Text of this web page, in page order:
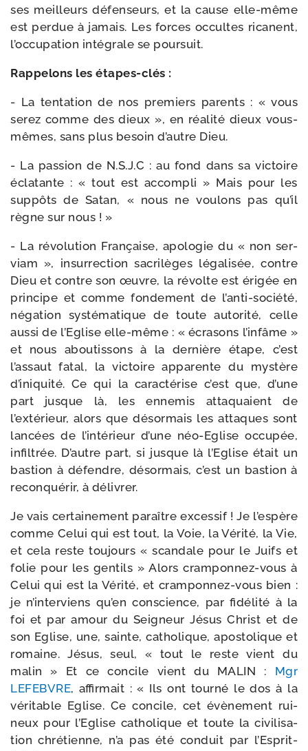
ses meilleurs défen­seurs, et la cause elle-​même
est per­due à jamais. Les forces occultes ricanent,
l’occupation inté­grale se poursuit.
Rappelons les étapes-clés :
- La ten­ta­tion de nos pre­miers parents : « vous
serez comme des dieux », en réa­li­té dieux vous-​
mêmes, sans plus besoin d’autre Dieu.
- La pas­sion de N.S.J.C : au fond dans sa vic­toire
écla­tante : « tout est accom­pli » Mais pour les
sup­pôts de Satan, « nous ne vou­lons pas qu’il
règne sur nous ! »
- La révo­lu­tion Française, apo­lo­gie du « non ser­
viam », insur­rec­tion sacri­lèges léga­li­sée, contre
Dieu et contre son œuvre, la révolte est éri­gée en
prin­cipe et comme fon­de­ment de l’anti-société,
néga­tion sys­té­ma­tique de toute auto­ri­té, celle
aus­si de l’Eglise elle-​même : « écra­sons l’infâme »
et nous abou­tis­sons à la der­nière étape, c’est
l’assaut fatal, la vic­toire appa­rente du mys­tère
d’iniquité. Ce qui la carac­té­rise c’est que, d’une
part jusque là, les enne­mis atta­quaient de
l’extérieur, alors que désor­mais les attaques sont
lan­cées de l’intérieur d’une néo-​Eglise occu­pée,
infil­trée. D’autre part, si jusque là l’Eglise était un
bas­tion à défendre, désor­mais, c’est un bas­tion à
recon­qué­rir, à délivrer.
Je vais cer­tai­ne­ment paraître exces­sif ! Je l’espère
comme Celui qui est tout, la Voie, la Vérité, la Vie,
et cela reste tou­jours « scan­dale pour le Juifs et
folie pour les gen­tils » Alors cramponnez-​vous à
Celui qui est la Vérité, et cramponnez-​vous bien :
je n’interviens qu’en conscience, par fidé­li­té à la
foi et par amour du Seigneur Jésus Christ et de
son Eglise, une, sainte, catho­lique, apos­to­lique et
romaine. Jésus, seul, « tout le reste vient du
malin » Et ce concile vient du MALIN : Mgr
LEFEBVRE, affir­mait : « Ils ont tour­né le dos à la
véri­table Eglise. Ce concile, cet évè­ne­ment rui­
neux pour l’Eglise catho­lique et toute la civi­li­sa­
tion chré­tienne, n’a pas été conduit par l’Esprit-